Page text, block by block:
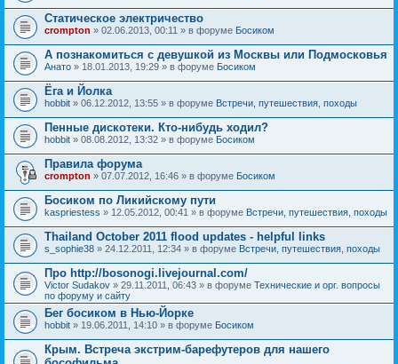
Статическое электричество
crompton » 02.06.2013, 00:11 » в форуме Босиком
А познакомиться с девушкой из Москвы или Подмосковья
Анато » 18.01.2013, 19:29 » в форуме Босиком
Ёга и Йолка
hobbit » 06.12.2012, 13:55 » в форуме Встречи, путешествия, походы
Пенные дискотеки. Кто-нибудь ходил?
hobbit » 08.08.2012, 13:32 » в форуме Босиком
Правила форума
crompton » 07.07.2012, 16:46 » в форуме Босиком
Босиком по Ликийскому пути
kaspriestess » 12.05.2012, 00:41 » в форуме Встречи, путешествия, походы
Thailand October 2011 flood updates - helpful links
s_sophie38 » 24.12.2011, 12:34 » в форуме Встречи, путешествия, походы
Про http://bosonogi.livejournal.com/
Victor Sudakov » 29.11.2011, 06:43 » в форуме Технические и орг. вопросы
по форуму и сайту
Бег босиком в Нью-Йорке
hobbit » 19.06.2011, 14:10 » в форуме Босиком
Крым. Встреча экстрим-барефутеров для нашего